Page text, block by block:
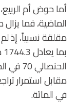
أما حوض أم
الماضية، فما
في المائة.